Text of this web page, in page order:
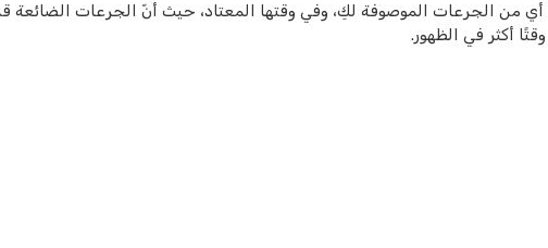
أي من الجرعات الموصوفة لكِ، وفي وقتها المعتاد، حيث أنّ الجرعات الضائعة
أكثر في الظهور.